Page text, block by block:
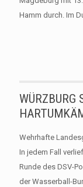
Hamm durch. Im
WÜRZBURG
Wehrhafte
In jedem Fall
Runde des DSV-
der Wasserball-